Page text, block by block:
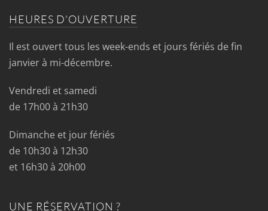
HEURES D'OUVERTURE
Il est ouvert tous les week-ends et jours fériés de fin
janvier à mi-décembre.
Vendredi et samedi
de 17h00 à 21h30
Dimanche et jour fériés
de 10h30 à 12h30
et 16h30 à 20h00
UNE RÉSERVATION ?